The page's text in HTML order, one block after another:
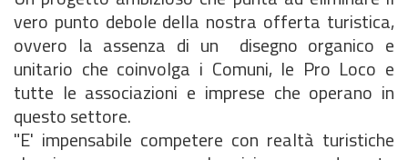
vero punto debole della nostra offerta turistica,
ovvero la assenza di un disegno organico e
unitario che coinvolga i Comuni, le Pro Loco e
tutte le associazioni e imprese che operano in
questo settore.
"E' impensabile competere con realtà turistiche